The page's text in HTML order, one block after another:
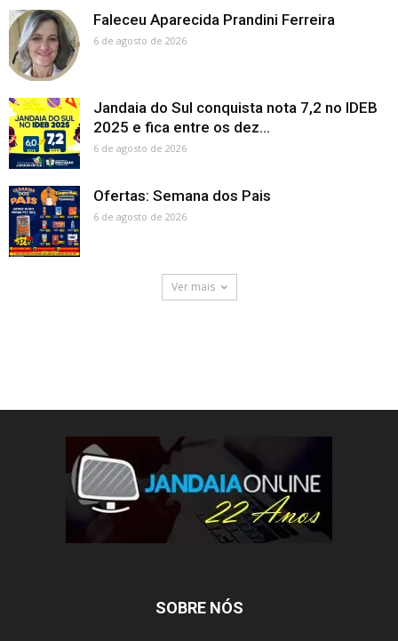
Faleceu Aparecida Prandini Ferreira
6 de agosto de 2026
Jandaia do Sul conquista nota 7,2 no IDEB
2025 e fica entre os dez...
6 de agosto de 2026
Ofertas: Semana dos Pais
6 de agosto de 2026
Ver mais
SOBRE NÓS